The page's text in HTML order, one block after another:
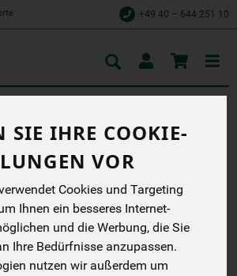
SIE IHRE COOKIE-
VOR
Cookies und Targeting
Ihnen ein besseres Internet-
und die Werbung, die Sie
Ihre Bedürfnisse anzupassen.
nutzen wir außerdem um
+49 40 – 644 251 10
AUF
VANILLE 3,5%
Das Beste aus unserer
Region
Hofmolkerei Dehlwes
Toggle
cart